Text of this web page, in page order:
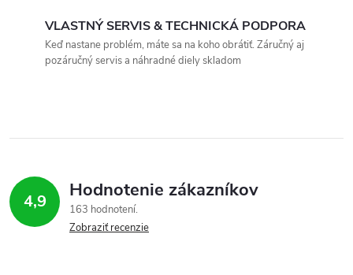
VLASTNÝ SERVIS & TECHNICKÁ PODPORA
Keď nastane problém, máte sa na koho obrátiť. Záručný aj
pozáručný servis a náhradné diely skladom
4,9 Hodnotenie zákazníkov
163 hodnotení
Zobraziť recenzie